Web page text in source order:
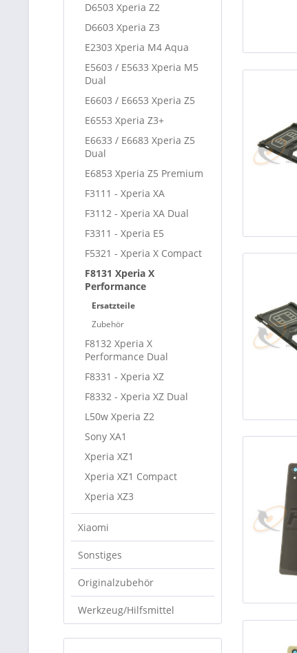
D6503 Xperia Z2
D6603 Xperia Z3
E2303 Xperia M4 Aqua
E5603 / E5633 Xperia M5
Dual
E6603 / E6653 Xperia Z5
E6553 Xperia Z3+
E6633 / E6683 Xperia Z5
Dual
E6853 Xperia Z5 Premium
F3111 - Xperia XA
F3112 - Xperia XA Dual
F3311 - Xperia E5
F5321 - Xperia X Compact
F8131 Xperia X
Performance
Ersatzteile
Zubehör
F8132 Xperia X
Performance Dual
F8331 - Xperia XZ
F8332 - Xperia XZ Dual
L50w Xperia Z2
Sony XA1
Xperia XZ1
Xperia XZ1 Compact
Xperia XZ3
Xiaomi
Sonstiges
Originalzubehör
Werkzeug/Hilfsmittel